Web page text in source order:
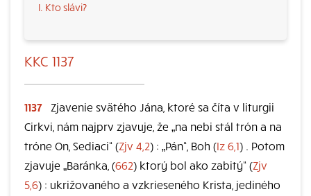
I. Kto slávi?
KKC 1137
1137
Zjavenie svätého Jána, ktoré sa číta v liturgii
Cirkvi, nám najprv zjavuje, že „na nebi stál trón a na
tróne On, Sediaci“ (Zjv 4,2) : „Pán“, Boh (Iz 6,1) . Potom
zjavuje „Baránka, (662) ktorý bol ako zabitý“ (Zjv
5,6) : ukrižovaného a vzkrieseného Krista, jediného